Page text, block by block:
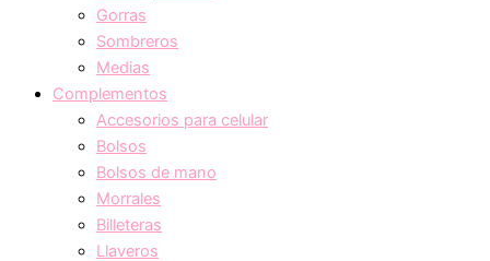
Gorras
Sombreros
Medias
Complementos
Accesorios para celular
Bolsos
Bolsos de mano
Morrales
Billeteras
Llaveros